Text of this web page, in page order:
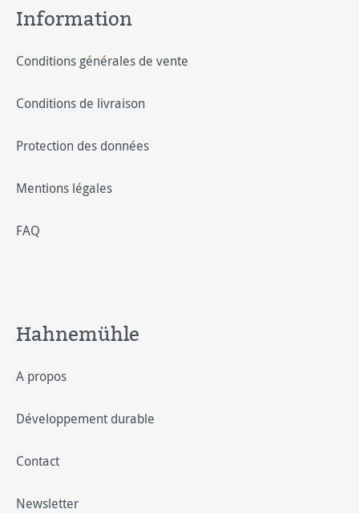
Information
Conditions générales de vente
Conditions de livraison
Protection des données
Mentions légales
FAQ
Hahnemühle
A propos
Développement durable
Contact
Newsletter